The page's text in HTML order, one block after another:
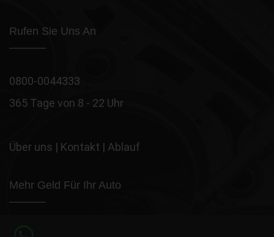
Rufen Sie Uns An
0800-0044333
365 Tage von 8 - 22 Uhr
Über uns | Kontakt | Ablauf
Mehr Geld Für Ihr Auto